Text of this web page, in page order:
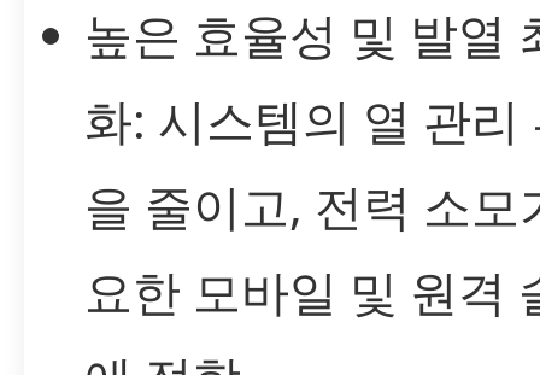
높은 효율성 및 발열
화: 시스템의 열 관리
을 줄이고, 전력 소모
요한 모바일 및 원격